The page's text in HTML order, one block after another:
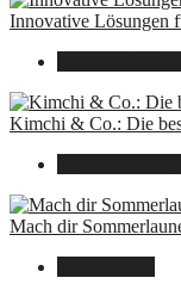
Innovative Lösungen
Kimchi & Co.: Die
Mach dir